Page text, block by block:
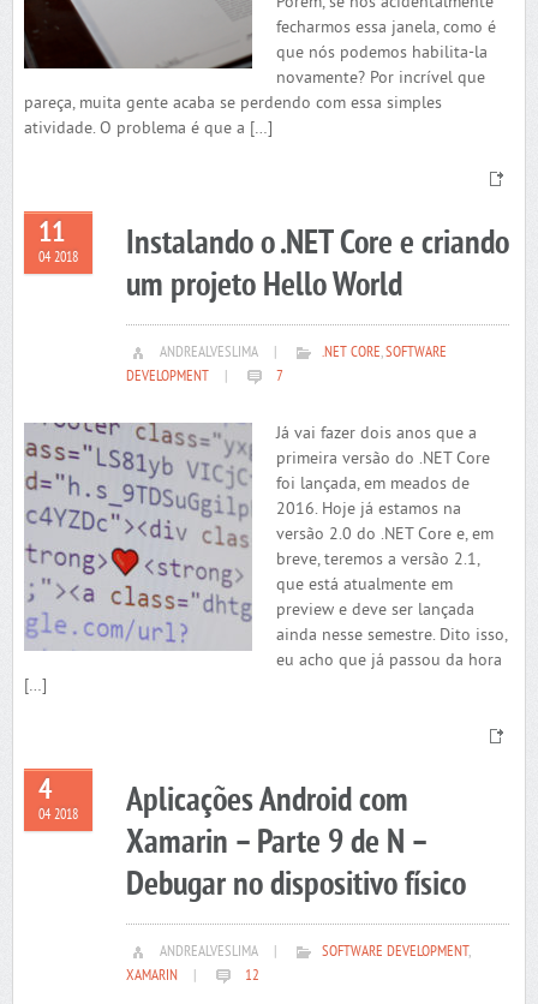
fecharmos essa janela, como é
que nós podemos habilita-la
novamente? Por incrível que
pareça, muita gente acaba se perdendo com essa simples
atividade. O problema é que a […]
11
04 2018
Instalando o .NET Core e criando
um projeto Hello World
ANDREALVESLIMA .NET CORE,SOFTWARE
DEVELOPMENT
7
Já vai fazer dois anos que a
primeira versão do .NET Core
foi lançada, em meados de
2016. Hoje já estamos na
versão 2.0 do .NET Core e, em
breve, teremos a versão 2.1,
que está atualmente em
preview e deve ser lançada
ainda nesse semestre. Dito isso,
eu acho que já passou da hora
[…]
4
04 2018
Aplicações Android com
Xamarin – Parte 9 de N –
Debugar no dispositivo físico
ANDREALVESLIMA SOFTWARE DEVELOPMENT,
XAMARIN
12